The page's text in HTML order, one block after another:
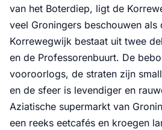
van het Boterdiep, ligt de
veel Groningers beschouwen als
Korrewegwijk bestaat uit twee
en de Professorenbuurt. De
vooroorlogs, de straten zijn
en de sfeer is levendiger en
Aziatische supermarkt van
een reeks eetcafés en kroegen